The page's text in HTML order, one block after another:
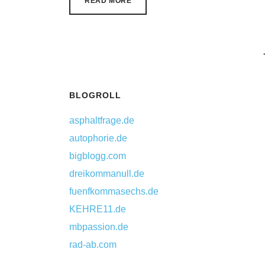
BLOGROLL
asphaltfrage.de
autophorie.de
bigblogg.com
dreikommanull.de
fuenfkommasechs.de
KEHRE11.de
mbpassion.de
rad-ab.com